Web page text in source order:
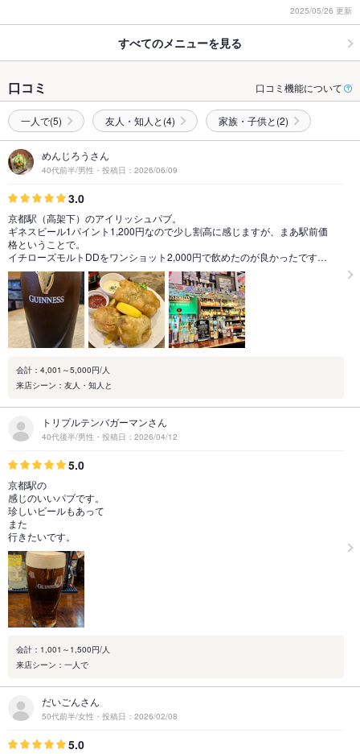
2025/05/26 更新
すべてのメニューを見る
口コミ 口コミ機能について
一人で(5) 友人・知人と(4) 家族・子供と(2)
めんじろうさん
40代前半/男性・投稿日：2026/06/09
3.0
京都駅（高架下）のアイリッシュパブ。
ギネスビール1パイント1,200円なので少し割高に感じますが、まあ駅前価
格ということで。
イチローズモルトDDをワンショット2,000円で飲めたのが良かったです…
会計：4,001～5,000円/人
来店シーン：友人・知人と
トリプルテンバガーマンさん
40代後半/男性・投稿日：2026/04/12
5.0
京都駅の
感じのいいパブです。
珍しいビールもあって
また
行きたいです。
会計：1,001～1,500円/人
来店シーン：一人で
だいごんさん
50代前半/女性・投稿日：2026/02/08
5.0